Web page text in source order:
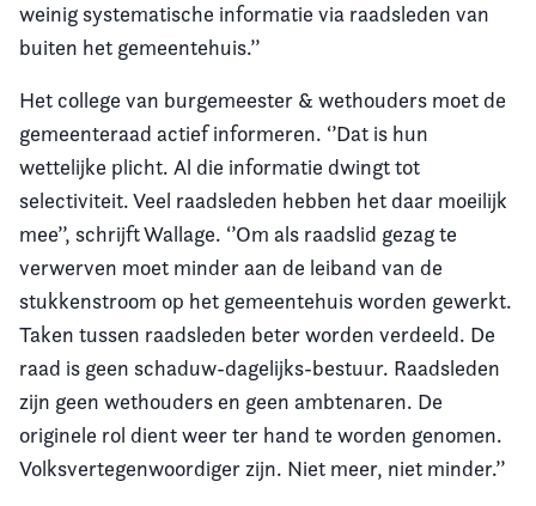
weinig systematische informatie via raadsleden van
buiten het gemeentehuis.’’
Het college van burgemeester & wethouders moet de
gemeenteraad actief informeren. ‘’Dat is hun
wettelijke plicht. Al die informatie dwingt tot
selectiviteit. Veel raadsleden hebben het daar moeilijk
mee’’, schrijft Wallage. ‘’Om als raadslid gezag te
verwerven moet minder aan de leiband van de
stukkenstroom op het gemeentehuis worden gewerkt.
Taken tussen raadsleden beter worden verdeeld. De
raad is geen schaduw-dagelijks-bestuur. Raadsleden
zijn geen wethouders en geen ambtenaren. De
originele rol dient weer ter hand te worden genomen.
Volksvertegenwoordiger zijn. Niet meer, niet minder.’’